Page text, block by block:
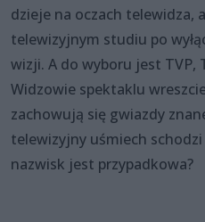
dzieje na oczach telewidza,
telewizyjnym studiu po
wizji. A do wyboru jest TVP,
Widzowie spektaklu
zachowują się gwiazdy
telewizyjny uśmiech
nazwisk jest przypadkowa?